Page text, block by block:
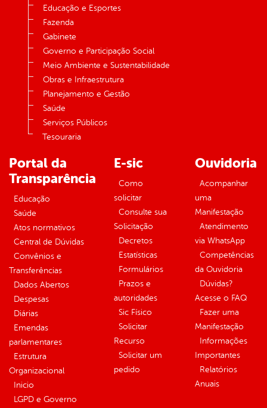
Educação e Esportes
Fazenda
Gabinete
Governo e Participação Social
Meio Ambiente e Sustentabilidade
Obras e Infraestrutura
Planejamento e Gestão
Saúde
Serviços Públicos
Tesouraria
Portal da
Transparência
Educação
Saúde
Atos normativos
Central de Dúvidas
Convênios e
Transferências
Dados Abertos
Despesas
Diárias
Emendas
parlamentares
Estrutura
Organizacional
Inicio
LGPD e Governo
E-sic
Como
solicitar
Consulte sua
Solicitação
Decretos
Estatísticas
Formulários
Prazos e
autoridades
Sic Físico
Solicitar
Recurso
Solicitar um
pedido
Ouvidoria
Acompanhar
uma
Manifestação
Atendimento
via WhatsApp
Competências
da Ouvidoria
Dúvidas?
Acesse o FAQ
Fazer uma
Manifestação
Informações
Importantes
Relatórios
Anuais